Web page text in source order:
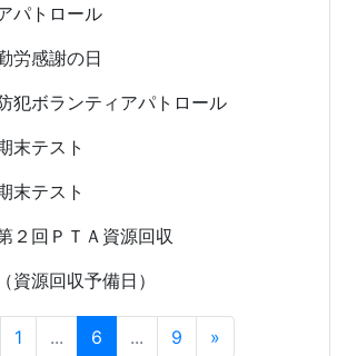
パトロール
労感謝の日
犯ボランティアパトロール
末テスト
末テスト
２回ＰＴＡ資源回収
資源回収予備日）
1 ... 6 ... 9 »